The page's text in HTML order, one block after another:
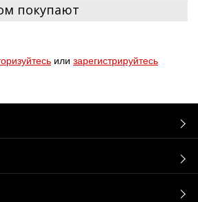
покупают
или зарегистрируйтесь